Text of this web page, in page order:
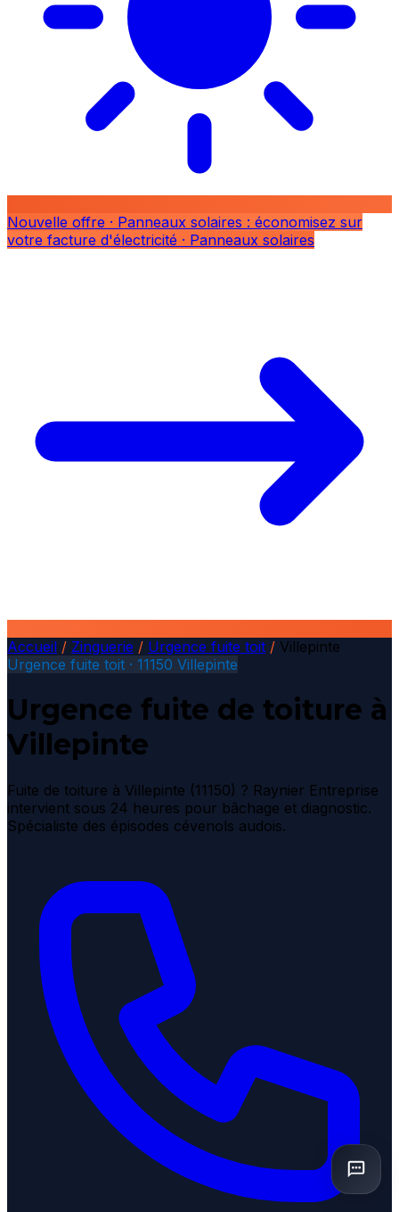
Nouvelle offre · Panneaux solaires : économisez sur
votre facture d'électricité · Panneaux solaires
Accueil / Zinguerie / Urgence fuite toit / Villepinte
Urgence fuite toit · 11150 Villepinte
Urgence fuite de toiture à
Villepinte
Fuite de toiture à Villepinte (11150) ? Raynier Entreprise
intervient sous 24 heures pour bâchage et diagnostic.
Spécialiste des épisodes cévenols audois.